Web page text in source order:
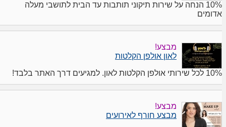
10% הנחה על שירות תיקוני תותבות עד הבית לתושבי מעלה
אדומים
מבצע!
לאון אולפן הקלטות
10% לכל שירותי אולפן הקלטות לאון. למגיעים דרך האתר בלבד!
מבצע!
מבצע חורף לאירועים